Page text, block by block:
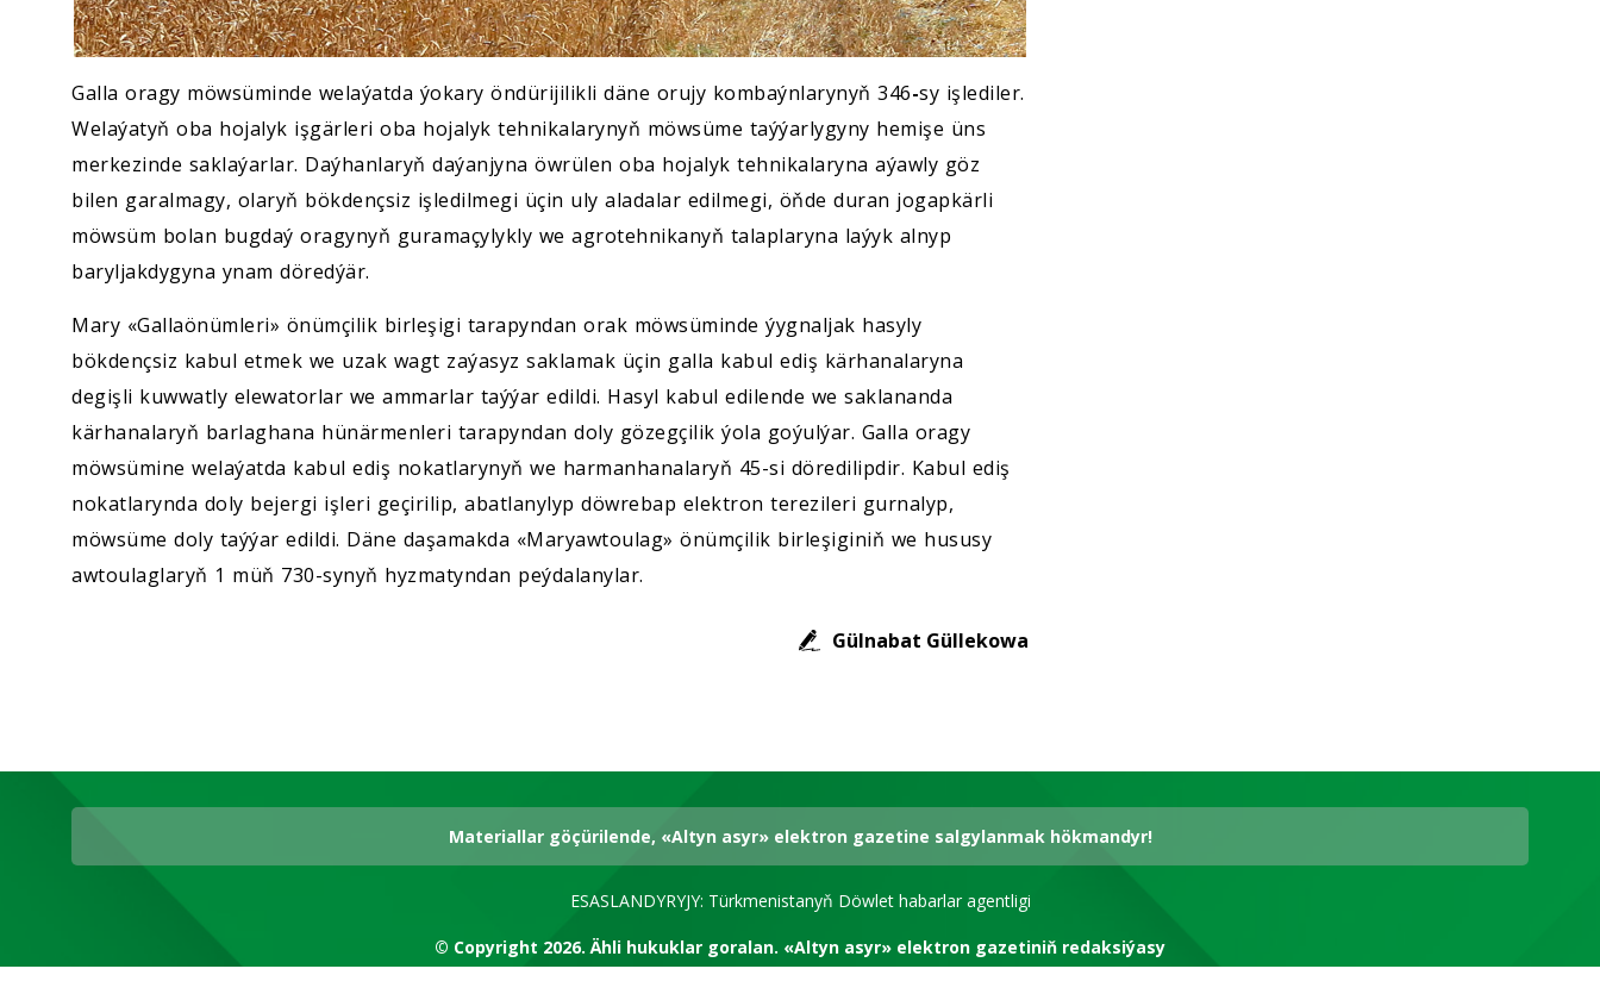
Galla oragy möwsüminde welaýatda ýokary öndürijilikli däne orujy kombaýnlarynyň 346-sy işlediler.
Welaýatyň oba hojalyk işgärleri oba hojalyk tehnikalarynyň möwsüme taýýarlygyny hemişe üns
merkezinde saklaýarlar. Daýhanlaryň daýanjyna öwrülen oba hojalyk tehnikalaryna aýawly göz
bilen garalmagy, olaryň bökdençsiz işledilmegi üçin uly aladalar edilmegi, öňde duran jogapkärli
möwsüm bolan bugdaý oragynyň guramaçylykly we agrotehnikanyň talaplaryna laýyk alnyp
baryljakdygyna ynam döredýär.
Mary «Gallaönümleri» önümçilik birleşigi tarapyndan orak möwsüminde ýygnaljak hasyly
bökdençsiz kabul etmek we uzak wagt zaýasyz saklamak üçin galla kabul ediş kärhanalaryna
degişli kuwwatly elewatorlar we ammarlar taýýar edildi. Hasyl kabul edilende we saklananda
kärhanalaryň barlaghana hünärmenleri tarapyndan doly gözegçilik ýola goýulýar. Galla oragy
möwsümine welaýatda kabul ediş nokatlarynyň we harmanhanalaryň 45-si döredilipdir. Kabul ediş
nokatlarynda doly bejergi işleri geçirilip, abatlanylyp döwrebap elektron terezileri gurnalyp,
möwsüme doly taýýar edildi. Däne daşamakda «Maryawtoulag» önümçilik birleşiginiň we hususy
awtoulaglaryň 1 müň 730-synyň hyzmatyndan peýdalanylar.
Gülnabat Güllekowa
Materiallar göçürilende, «Altyn asyr» elektron gazetine salgylanmak hökmandyr!
ESASLANDYRYJY: Türkmenistanyň Döwlet habarlar agentligi
© Copyright 2026.Ähli hukuklar goralan. «Altyn asyr» elektron gazetiniň redaksiýasy